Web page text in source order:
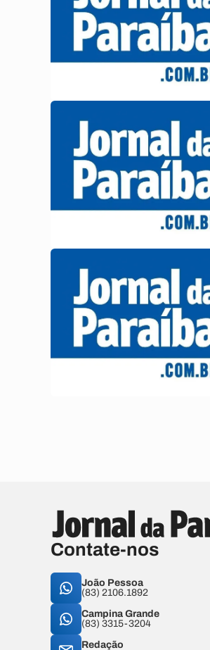
Contate-nos
João Pessoa
(83) 2106.1892
Campina Grande
(83) 3315-3204
Redação